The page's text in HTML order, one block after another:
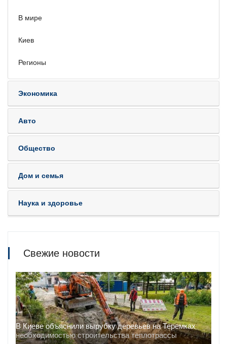
В мире
Киев
Регионы
Экономика
Авто
Общество
Дом и семья
Наука и здоровье
Свежие новости
В Киеве объяснили вырубку деревьев на Теремках
необходимостью строительства теплотрассы